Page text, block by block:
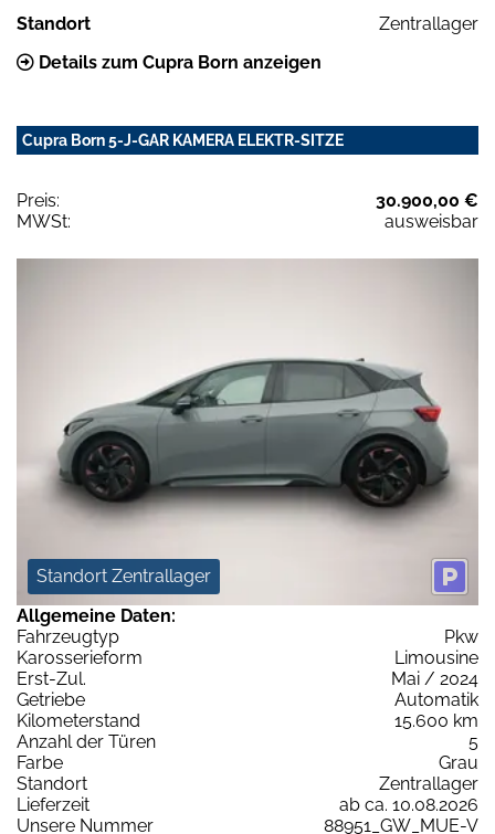
Standort
Zentrallager
Details zum Cupra Born anzeigen
Cupra Born 5-J-GAR KAMERA ELEKTR-SITZE
Preis:
30.900,00 €
MWSt:
ausweisbar
Standort Zentrallager
Allgemeine Daten:
Fahrzeugtyp
Pkw
Karosserieform
Limousine
Erst-Zul.
Mai / 2024
Getriebe
Automatik
Kilometerstand
15.600 km
Anzahl der Türen
5
Farbe
Grau
Standort
Zentrallager
Lieferzeit
ab ca. 10.08.2026
Unsere Nummer
88951_GW_MUE-V